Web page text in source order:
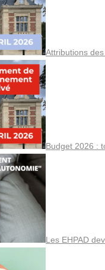
Attributions
Budget 2026 :
Les EHPAD